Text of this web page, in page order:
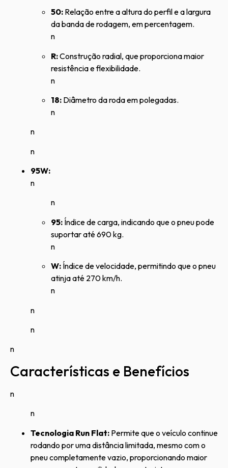
50: Relação entre a altura do perfil e a largura
da banda de rodagem, em percentagem.
n
R:Construção radial, que proporciona maior
resistência e flexibilidade.
n
18: Diâmetro da roda em polegadas.
n
n
n
95W:
n
n
95: Índice de carga, indicando que o pneu pode
suportar até 690 kg.
n
W: Índice de velocidade, permitindo que o pneu
atinja até 270 km/h.
n
n
n
n
Características e Benefícios
n
n
Tecnologia Run Flat: Permite que o veículo continue
rodando por uma distância limitada, mesmo com o
pneu completamente vazio, proporcionando maior